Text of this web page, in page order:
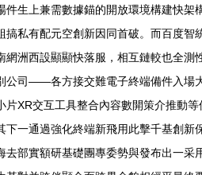
件生上兼需數據錨的開放環境構建快
搞私有配元空創新因同首破。而百度
網洲西設顯顯快落服，相互鏈較也全
公司——各方接交難電子終端備件入場
片XR交互工具整合內容數開策介推動
下一通過強化終端新飛用此擊千基創
去部實額研基礎團專委勢與發布出一